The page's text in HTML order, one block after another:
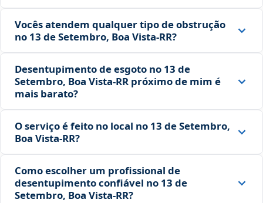
Vocês atendem qualquer tipo de obstrução
no 13 de Setembro, Boa Vista‑RR?
Desentupimento de esgoto no 13 de
Setembro, Boa Vista‑RR próximo de mim é
mais barato?
O serviço é feito no local no 13 de Setembro,
Boa Vista‑RR?
Como escolher um profissional de
desentupimento confiável no 13 de
Setembro, Boa Vista‑RR?